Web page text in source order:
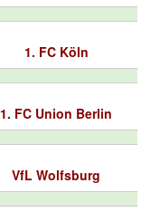
1. FC Köln
1. FC Union Berlin
VfL Wolfsburg